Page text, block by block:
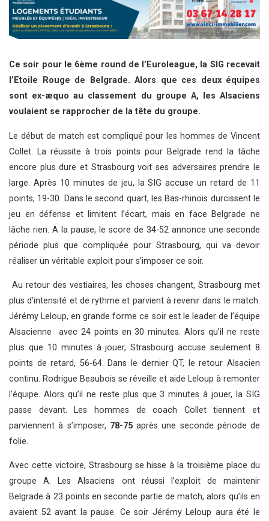
Ce soir pour le 6ème round de l’Euroleague, la SIG recevait
l’Etoile Rouge de Belgrade. Alors que ces deux équipes
sont ex-æquo au classement du groupe A, les Alsaciens
voulaient se rapprocher de la tête du groupe.
Le début de match est compliqué pour les hommes de Vincent
Collet. La réussite à trois points pour Belgrade rend la tâche
encore plus dure et Strasbourg voit ses adversaires prendre le
large. Après 10 minutes de jeu, la SIG accuse un retard de 11
points, 19-30. Dans le second quart, les Bas-rhinois durcissent le
jeu en défense et limitent l’écart, mais en face Belgrade ne
lâche rien. A la pause, le score de 34-52 annonce une seconde
période plus que compliquée pour Strasbourg, qui va devoir
réaliser un véritable exploit pour s’imposer ce soir.
Au retour des vestiaires, les choses changent, Strasbourg met
plus d’intensité et de rythme et parvient à revenir dans le match.
Jérémy Leloup, en grande forme ce soir est le leader de l’équipe
Alsacienne avec 24 points en 30 minutes. Alors qu’il ne reste
plus que 10 minutes à jouer, Strasbourg accuse seulement 8
points de retard, 56-64. Dans le dernier QT, le retour Alsacien
continu. Rodrigue Beaubois se réveille et aide Leloup à remonter
l’équipe. Alors qu’il ne reste plus que 3 minutes à jouer, la SIG
passe devant. Les hommes de coach Collet tiennent et
parviennent à s’imposer, 78-75après une seconde période de
folie.
Avec cette victoire, Strasbourg se hisse à la troisième place du
groupe A. Les Alsaciens ont réussi l’exploit de maintenir
Belgrade à 23 points en seconde partie de match, alors qu’ils en
avaient 52 avant la pause. Ce soir Jérémy Leloup aura été le